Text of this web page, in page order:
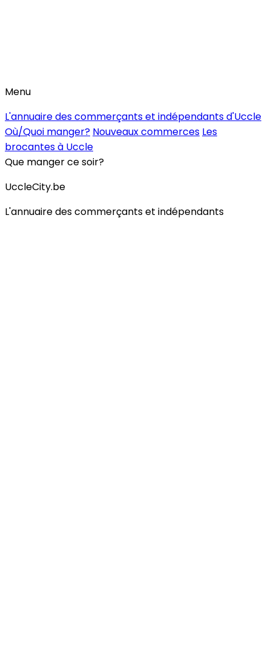
Menu
L'annuaire des commerçants et indépendants d'Uccle
Où/Quoi manger? Nouveaux commerces Les
brocantes à Uccle
Que manger ce soir?
UccleCity.be
L'annuaire des commerçants et indépendants